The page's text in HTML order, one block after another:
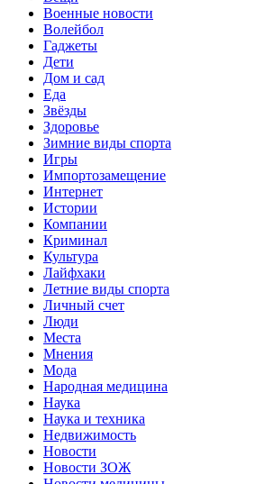
Военные новости
Волейбол
Гаджеты
Дети
Дом и сад
Еда
Звёзды
Здоровье
Зимние виды спорта
Игры
Импортозамещение
Интернет
Истории
Компании
Криминал
Культура
Лайфхаки
Летние виды спорта
Личный счет
Люди
Места
Мнения
Мода
Народная медицина
Наука
Наука и техника
Недвижимость
Новости
Новости ЗОЖ